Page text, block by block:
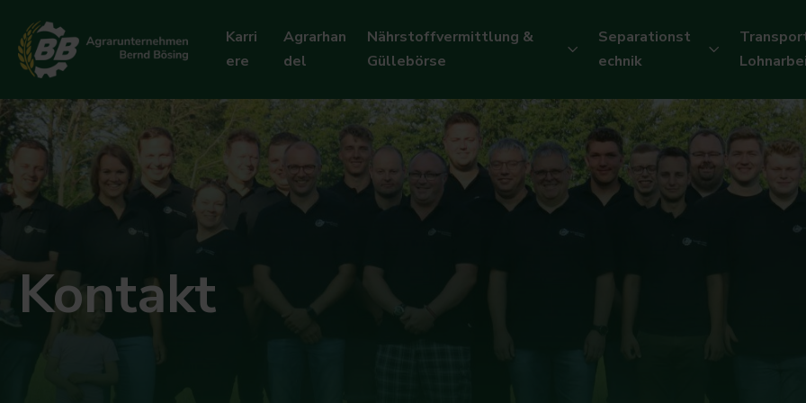
Karri
ere
Agrarhan
del
Nährstoffvermittlung &
Güllebörse
Separationst
echnik
Kontakt